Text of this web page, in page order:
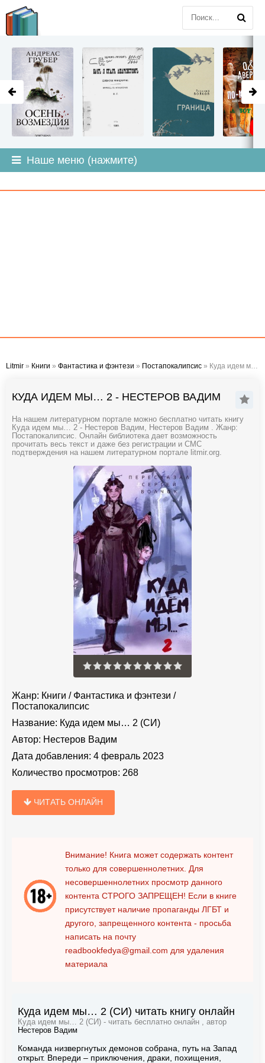
Наше меню (нажмите)
Litmir » Книги » Фантастика и фэнтези » Постапокалипсис » Куда идем мы… 2 - Нестеров Вадим
КУДА ИДЕМ МЫ… 2 - НЕСТЕРОВ ВАДИМ
На нашем литературном портале можно бесплатно читать книгу
Куда идем мы… 2 - Нестеров Вадим, Нестеров Вадим . Жанр:
Постапокалипсис. Онлайн библиотека дает возможность
прочитать весь текст и даже без регистрации и СМС
подтверждения на нашем литературном портале litmir.org.
Жанр: Книги / Фантастика и фэнтези /
Постапокалипсис
Название: Куда идем мы… 2 (СИ)
Автор: Нестеров Вадим
Дата добавления: 4 февраль 2023
Количество просмотров: 268
ЧИТАТЬ ОНЛАЙН
Внимание! Книга может содержать контент
только для совершеннолетних. Для
несовершеннолетних просмотр данного
контента СТРОГО ЗАПРЕЩЕН! Если в книге
присутствует наличие пропаганды ЛГБТ и
другого, запрещенного контента - просьба
написать на почту
readbookfedya@gmail.com для удаления
материала
Куда идем мы… 2 (СИ) читать книгу онлайн
Куда идем мы… 2 (СИ) - читать бесплатно онлайн , автор
Нестеров Вадим
Команда низвергнутых демонов собрана, путь на Запад
открыт. Впереди – приключения, драки, похищения,
LITMIR.ORG